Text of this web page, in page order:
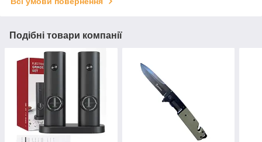
Подібні товари компанії